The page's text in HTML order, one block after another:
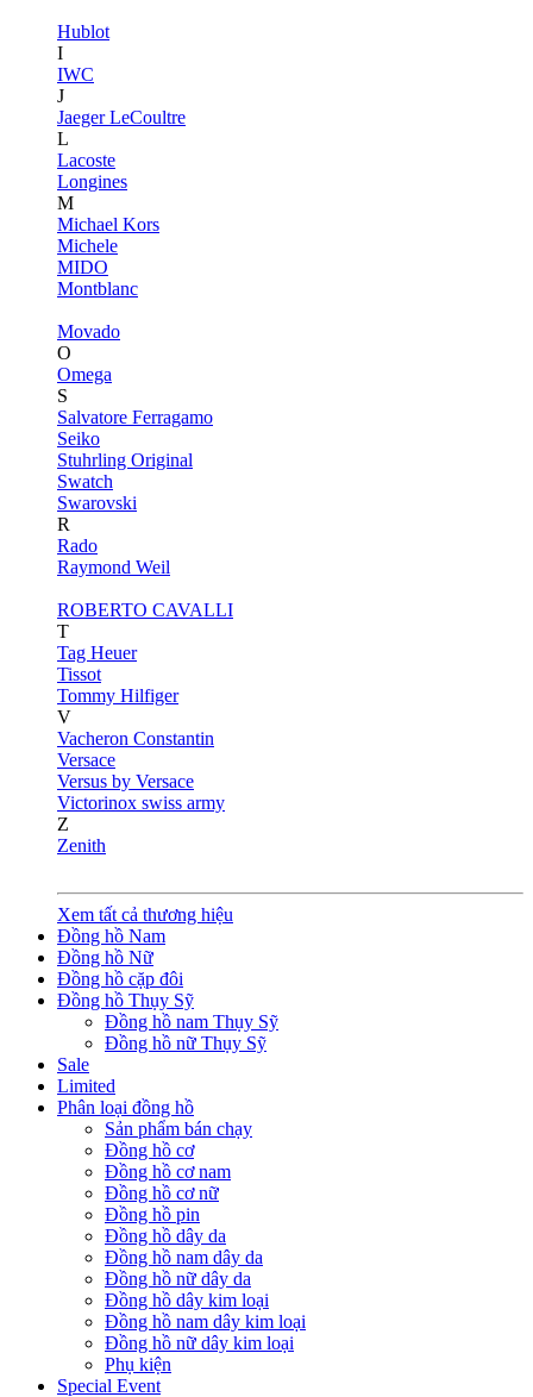
Hublot
I
IWC
J
Jaeger LeCoultre
L
Lacoste
Longines
M
Michael Kors
Michele
MIDO
Montblanc
Movado
O
Omega
S
Salvatore Ferragamo
Seiko
Stuhrling Original
Swatch
Swarovski
R
Rado
Raymond Weil
ROBERTO CAVALLI
T
Tag Heuer
Tissot
Tommy Hilfiger
V
Vacheron Constantin
Versace
Versus by Versace
Victorinox swiss army
Z
Zenith
Xem tất cả thương hiệu
Đồng hồ Nam
Đồng hồ Nữ
Đồng hồ cặp đôi
Đồng hồ Thụy Sỹ
Đồng hồ nam Thụy Sỹ
Đồng hồ nữ Thụy Sỹ
Sale
Limited
Phân loại đồng hồ
Sản phẩm bán chạy
Đồng hồ cơ
Đồng hồ cơ nam
Đồng hồ cơ nữ
Đồng hồ pin
Đồng hồ dây da
Đồng hồ nam dây da
Đồng hồ nữ dây da
Đồng hồ dây kim loại
Đồng hồ nam dây kim loại
Đồng hồ nữ dây kim loại
Phụ kiện
Special Event